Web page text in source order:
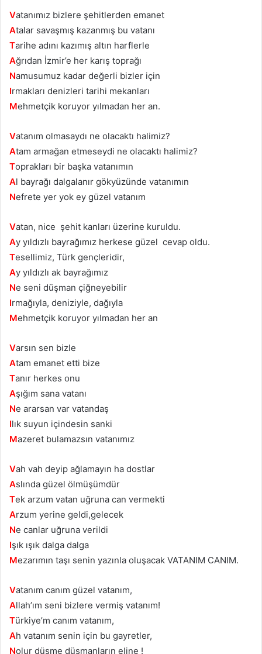
Vatanımız bizlere şehitlerden emanet
Atalar savaşmış kazanmış bu vatanı
Tarihe adını kazımış altın harflerle
Ağrıdan İzmir’e her karış toprağı
Namusumuz kadar değerli bizler için
Irmakları denizleri tarihi mekanları
Mehmetçik koruyor yılmadan her an.
Vatanım olmasaydı ne olacaktı halimiz?
Atam armağan etmeseydi ne olacaktı halimiz?
Toprakları bir başka vatanımın
Al bayrağı dalgalanır gökyüzünde vatanımın
Nefrete yer yok ey güzel vatanım
Vatan, nice şehit kanları üzerine kuruldu.
Ay yıldızlı bayrağımız herkese güzel cevap oldu.
Tesellimiz, Türk gençleridir,
Ay yıldızlı ak bayrağımız
Ne seni düşman çiğneyebilir
Irmağıyla, deniziyle, dağıyla
Mehmetçik koruyor yılmadan her an
Varsın sen bizle
Atam emanet etti bize
Tanır herkes onu
Aşığım sana vatanı
Ne ararsan var vatandaş
Ilık suyun içindesin sanki
Mazeret bulamazsın vatanımız
Vah vah deyip ağlamayın ha dostlar
Aslında güzel ölmüşümdür
Tek arzum vatan uğruna can vermekti
Arzum yerine geldi,gelecek
Ne canlar uğruna verildi
Işık ışık dalga dalga
Mezarımın taşı senin yazınla oluşacak VATANIM CANIM.
Vatanım canım güzel vatanım,
Allah’ım seni bizlere vermiş vatanım!
Türkiye’m canım vatanım,
Ah vatanım senin için bu gayretler,
Nolur düşme düşmanların eline !